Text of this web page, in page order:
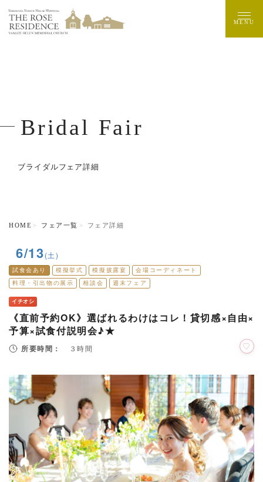
Bridal Fair
ブライダルフェア詳細
MENU
HOME フェア一覧 フェア詳細
6/13(土)
試食会あり 模擬挙式 模擬披露宴
会場コーディネート
料理・引出物の展示
相談会 週末フェア
イチオシ
《直前予約OK》選ばれるわけはコレ！貸切感×自由×
予算×試食付説明会♪★
所要時間： ３時間